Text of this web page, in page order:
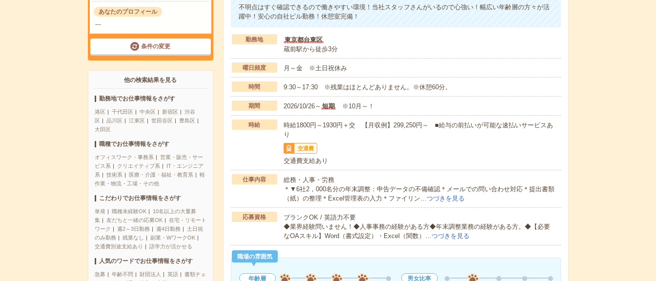
あなたのプロフィール
---
条件の変更
他の検索結果を見る
勤務地でお仕事情報をさがす
港区 千代田区 中央区 新宿区
渋谷
区
品川区 江東区 世田谷区
豊島区
大田区
職種でお仕事情報をさがす
オフィスワーク・事務系
営業・販売・サー
ビス系
クリエイティブ系
IT・エンジニア
系
技術系 医療・介護・福祉・教育系
軽
作業・物流・工場・その他
こだわりでお仕事情報をさがす
単発 職種未経験OK
10名以上の大量募
集
友だちと一緒の応募OK
在宅・リモート
ワーク
週2～3日勤務 週4日勤務
土日祝
のみ勤務
残業なし
副業・WワークOK
交通費別途支給あり
語学力が活かせる
人気のワードでお仕事情報をさがす
急募 年齢不問 財団法人 英語
書類チェ
不明点はすぐ確認できるので働きやすい環境！当社スタッフさんがいるので心強い！幅広い年齢層の方々が活
躍中！安心の自社ビル勤務！休憩室完備！
勤務地
東京都台東区
蔵前駅から徒歩3分
曜日頻度 月～金 ※土日祝休み
時間 9:30～17:30 ※残業はほとんどありません。※休憩60分。
期間 2026/10/26～ 短期※10月～！
時給
時給1800円～1930円＋交 【月収例】299,250円～ ■給与の前払いが可能な速払いサービスあ
り
交通費
交通費支給あり
仕事内容
総務・人事・労務
＊▼6社2，000名分の年末調整：申告データの不備確認＊メールでの問い合わせ対応＊提出書類
（紙）の整理＊Excel管理表の入力＊ファイリン…つづきを見る
応募資格
ブランクOK / 英語力不要
◆業界経験問いません！◆人事事務の経験がある方◆年末調整業務の経験がある方。◆【必要
なOAスキル】Word（書式設定）・Excel（関数）…つづきを見る
職場の雰囲気
年齢層
男女比率